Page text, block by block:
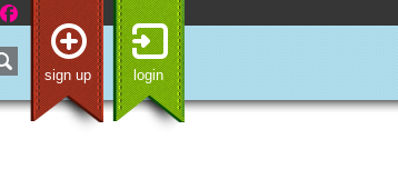
sign up login